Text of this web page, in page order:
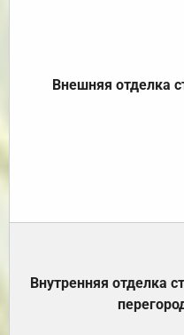
Внешняя отделка
Внутренняя отделка